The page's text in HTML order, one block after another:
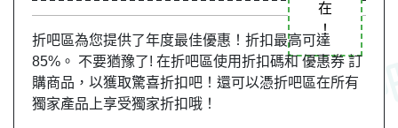
在
！
折吧區為您提供了年度最佳優惠！折扣最高可達
85%。 不要猶豫了! 在折吧區使用折扣碼和 優惠券 訂
購商品，以獲取驚喜折扣吧！還可以憑折吧區在所有
獨家產品上享受獨家折扣哦！